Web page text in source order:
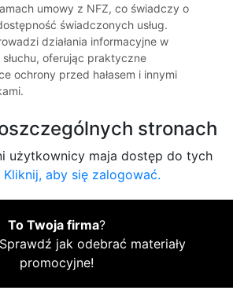
umowy z NFZ, co świadczy o
świadczonych usług.
działania informacyjne w
oferując praktyczne
ochrony przed hałasem i innymi
stronach
użytkownicy maja dostęp do tych
Kliknij, aby się zalogować.
To Twoja firma?
Sprawdź jak odebrać materiały
promocyjne!